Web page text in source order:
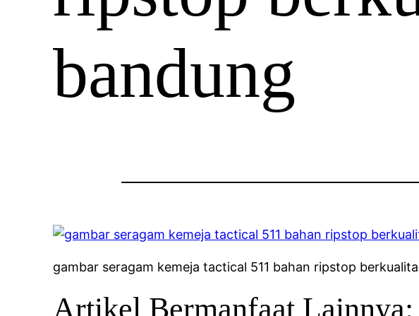
bandung
gambar seragam kemeja tactical 511 bahan ripstop
Artikel Bermanfaat Lainnya: